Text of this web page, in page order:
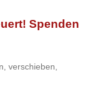
Spenden
verschieben,